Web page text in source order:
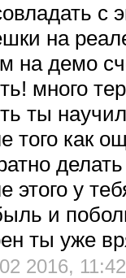
с
на
на демо
много
ты
того как
этого у
и
ты уже
2016, 11:42